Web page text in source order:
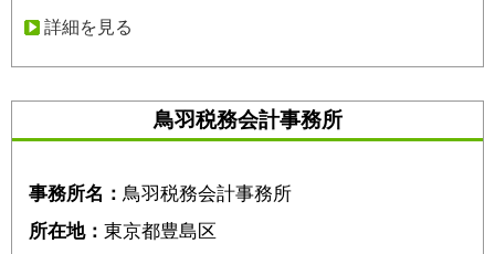
詳細を見る
鳥羽税務会計事務所
事務所名： 鳥羽税務会計事務所
所在地： 東京都豊島区